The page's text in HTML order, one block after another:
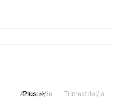
Annuel/le Trimestriel/le
Plus